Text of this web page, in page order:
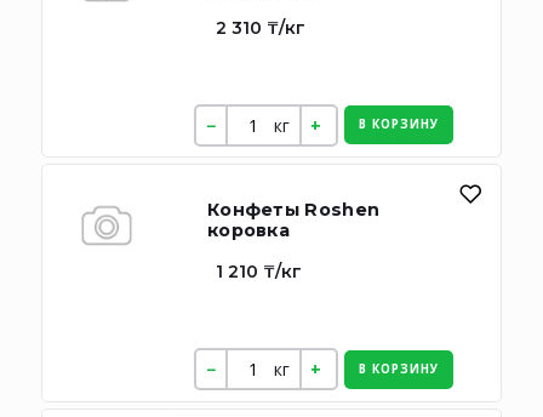
2 310 ₸/кг
кг В КОРЗИНУ
Конфеты Roshen
коровка
1 210 ₸/кг
кг В КОРЗИНУ